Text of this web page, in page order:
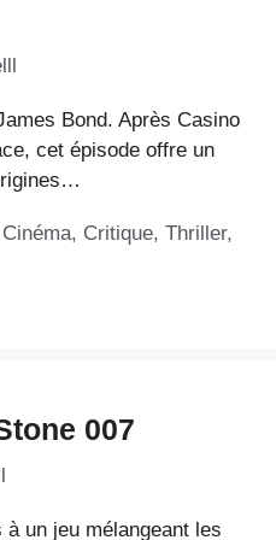
Bond. Après Casino
cet épisode offre un
Cinéma, Critique,Thriller,
007
un jeu mélangeant les